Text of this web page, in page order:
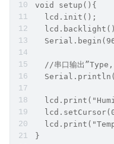
void setup(){
lcd.init();
//串口输出
}